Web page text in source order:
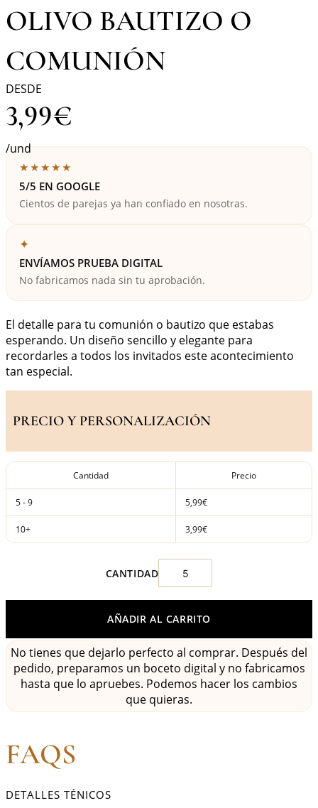
OLIVO BAUTIZO O
COMUNIÓN
DESDE
3,99€
/und
★★★★★
5/5 EN GOOGLE
Cientos de parejas ya han confiado en nosotras.
✦
ENVÍAMOS PRUEBA DIGITAL
No fabricamos nada sin tu aprobación.
El detalle para tu comunión o bautizo que estabas
esperando. Un diseño sencillo y elegante para
recordarles a todos los invitados este acontecimiento
tan especial.
PRECIO Y PERSONALIZACIÓN
Cantidad Precio
5 - 9 5,99€
10+ 3,99€
AÑADIR AL CARRITO
No tienes que dejarlo perfecto al comprar. Después del
pedido, preparamos un boceto digital y no fabricamos
hasta que lo apruebes. Podemos hacer los cambios
que quieras.
FAQS
DETALLES TÉNICOS